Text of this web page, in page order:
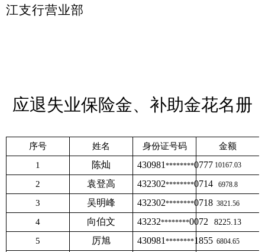
江支行营业部
应退失业保险金、补助金花名册
序号 姓名 身份证号码
金额
1
陈灿 430981********0777 10167.03
2 袁登高 432302********0714 6978.8
3 吴明峰 432302********0718 3821.56
4 向伯文 43232********0072 8225.13
5 厉旭 430981********1855 6804.65